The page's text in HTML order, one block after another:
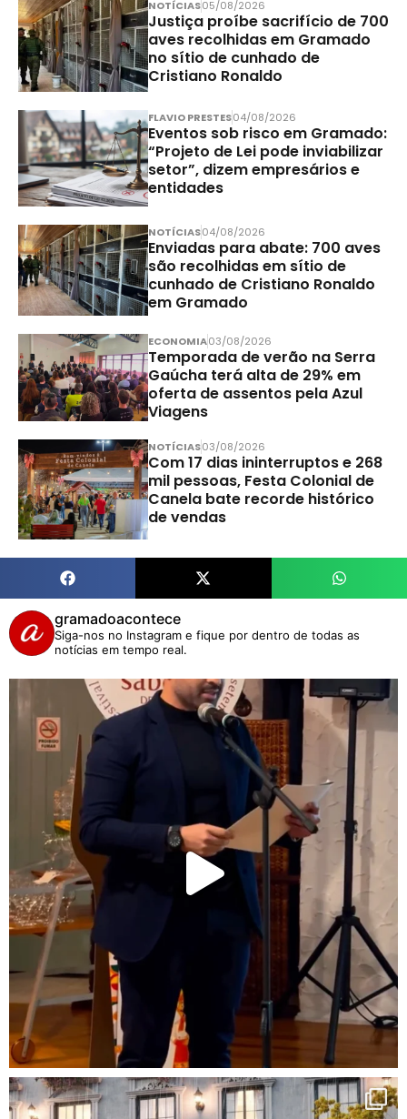
NOTÍCIAS05/08/2026
Justiça proíbe sacrifício de 700
aves recolhidas em Gramado
no sítio de cunhado de
Cristiano Ronaldo
FLAVIO PRESTES04/08/2026
Eventos sob risco em Gramado:
“Projeto de Lei pode inviabilizar
setor”, dizem empresários e
entidades
NOTÍCIAS04/08/2026
Enviadas para abate: 700 aves
são recolhidas em sítio de
cunhado de Cristiano Ronaldo
em Gramado
ECONOMIA03/08/2026
Temporada de verão na Serra
Gaúcha terá alta de 29% em
oferta de assentos pela Azul
Viagens
NOTÍCIAS03/08/2026
Com 17 dias ininterruptos e 268
mil pessoas, Festa Colonial de
Canela bate recorde histórico
de vendas
gramadoacontece
Siga-nos no Instagram e fique por dentro de todas as
notícias em tempo real.